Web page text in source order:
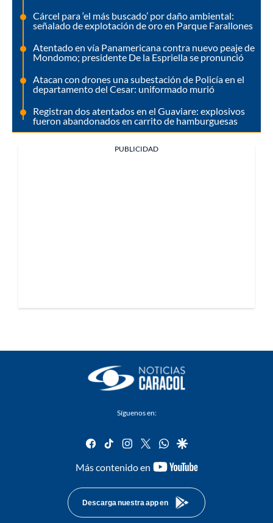
Cárcel para ‘el más buscado’ por daño ambiental:
señalado de explotación de oro en Parque Farallones
Atentado en vía Panamericana contra nuevo peaje de
Mondomo; presidente De la Espriella se pronunció
Atacan con drones una subestación de Policía en el
departamento del Cesar: uniformado murió
Registran dos atentados en el Guaviare: explosivos
fueron abandonados en carrito de hamburguesas
PUBLICIDAD
Síguenos en:
facebook
tiktok instagram
twitterwhatsapp
google
Más contenido en
youtube-
Descarga nuestra app en